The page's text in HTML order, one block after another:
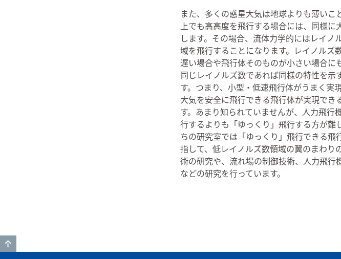
また、多くの惑星大気は地球よりも薄いこ
上でも高高度を飛行する場合には、同様に
します。その場合、流体力学的にはレイノ
域を飛行することになります。レイノルズ
遅い場合や飛行体そのものが小さい場合に
同じレイノルズ数であれば同様の特性を示
す。つまり、小型・低速飛行体がうまく実
大気を安全に飛行できる飛行体が実現でき
す。あまり知られていませんが、人力飛行
行するよりも「ゆっくり」飛行する方が難
ちの研究室では「ゆっくり」飛行できる飛
指して、低レイノルズ数領域の翼のまわり
術の研究や、流れ場の制御技術、人力飛行
などの研究を行っています。